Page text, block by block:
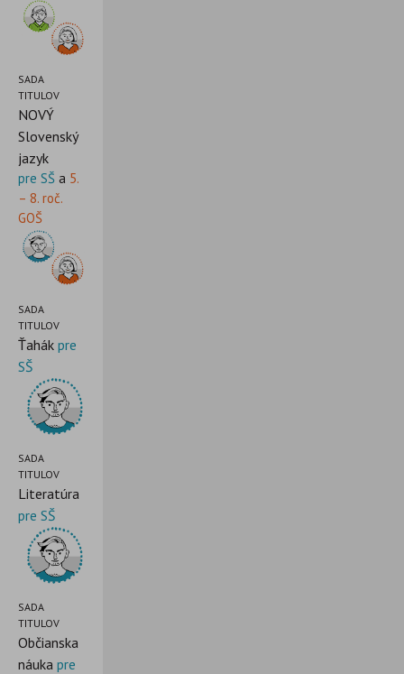
SADA
TITULOV
NOVÝ
Slovenský
jazyk
pre SŠ a 5.
– 8. roč.
GOŠ
SADA
TITULOV
Ťahák pre
SŠ
SADA
TITULOV
Literatúra
pre SŠ
SADA
TITULOV
Občianska
náuka pre